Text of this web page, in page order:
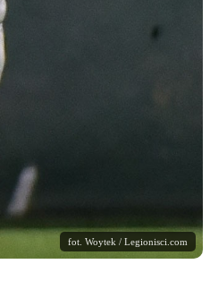
fot. Woytek / Legionisci.com